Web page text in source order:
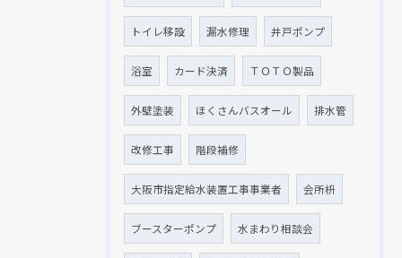
トイレ移設 漏水修理 井戸ポンプ
浴室 カード決済 ＴＯＴＯ製品
外壁塗装 ほくさんバスオール 排水管
改修工事 階段補修
大阪市指定給水装置工事事業者 会所枡
ブースターポンプ 水まわり相談会